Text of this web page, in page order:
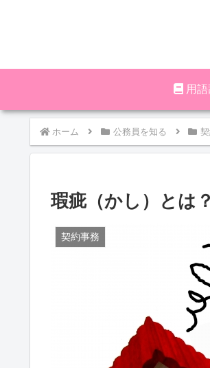
用
ホーム 公務員を知る
瑕疵（かし）とは？
契約事務